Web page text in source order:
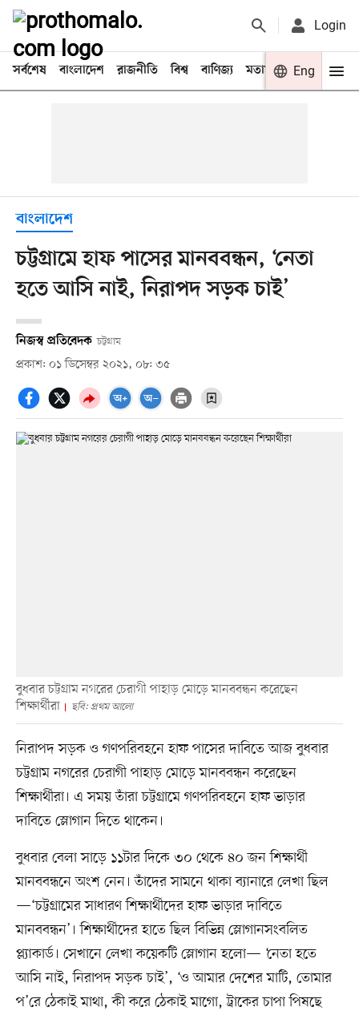
Login
সর্বশেষ বাংলাদেশ রাজনীতি বিশ্ব বাণিজ্য মতামত খেলা
Eng
বাংলাদেশ
চট্টগ্রামে হাফ পাসের মানববন্ধন, ‘নেতা
হতে আসি নাই, নিরাপদ সড়ক চাই’
নিজস্ব প্রতিবেদক চট্টগ্রাম
প্রকাশ: ০১ ডিসেম্বর ২০২১, ০৮: ৩৫
বুধবার চট্টগ্রাম নগরের চেরাগী পাহাড় মোড়ে মানববন্ধন করেছেন
শিক্ষার্থীরা
ছবি: প্রথম আলো
নিরাপদ সড়ক ও গণপরিবহনে হাফ পাসের দাবিতে আজ বুধবার
চট্টগ্রাম নগরের চেরাগী পাহাড় মোড়ে মানববন্ধন করেছেন
শিক্ষার্থীরা। এ সময় তাঁরা চট্টগ্রামে গণপরিবহনে হাফ ভাড়ার
দাবিতে স্লোগান দিতে থাকেন।
বুধবার বেলা সাড়ে ১১টার দিকে ৩০ থেকে ৪০ জন শিক্ষার্থী
মানববন্ধনে অংশ নেন। তাঁদের সামনে থাকা ব্যানারে লেখা ছিল
—‘চট্টগ্রামের সাধারণ শিক্ষার্থীদের হাফ ভাড়ার দাবিতে
মানববন্ধন’। শিক্ষার্থীদের হাতে ছিল বিভিন্ন স্লোগানসংবলিত
প্ল্যাকার্ড। সেখানে লেখা কয়েকটি স্লোগান হলো— ‘নেতা হতে
আসি নাই, নিরাপদ সড়ক চাই’, ‘ও আমার দেশের মাটি, তোমার
প’রে ঠেকাই মাথা, কী করে ঠেকাই মাগো, ট্রাকের চাপা পিষছে